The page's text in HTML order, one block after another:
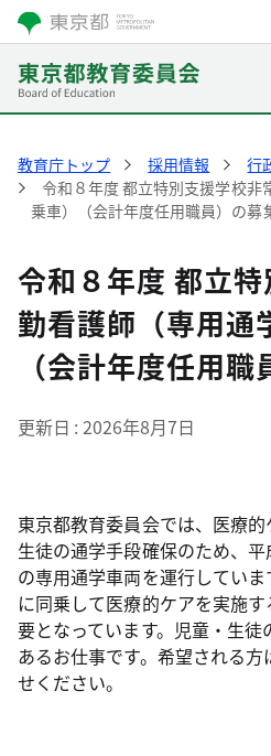
教育庁トップ 採用情報
行
令和８年度 都立特別支援学校非
乗車）（会計年度任用職員）の募
令和８年度 都立
勤看護師（専用通
（会計年度任用
更新日 2026年8月7日
東京都教育委員会では、医療
生徒の通学手段確保のため、
の専用通学車両を運行してい
に同乗して医療的ケアを実施
要となっています。児童・生
あるお仕事です。希望される
せください。